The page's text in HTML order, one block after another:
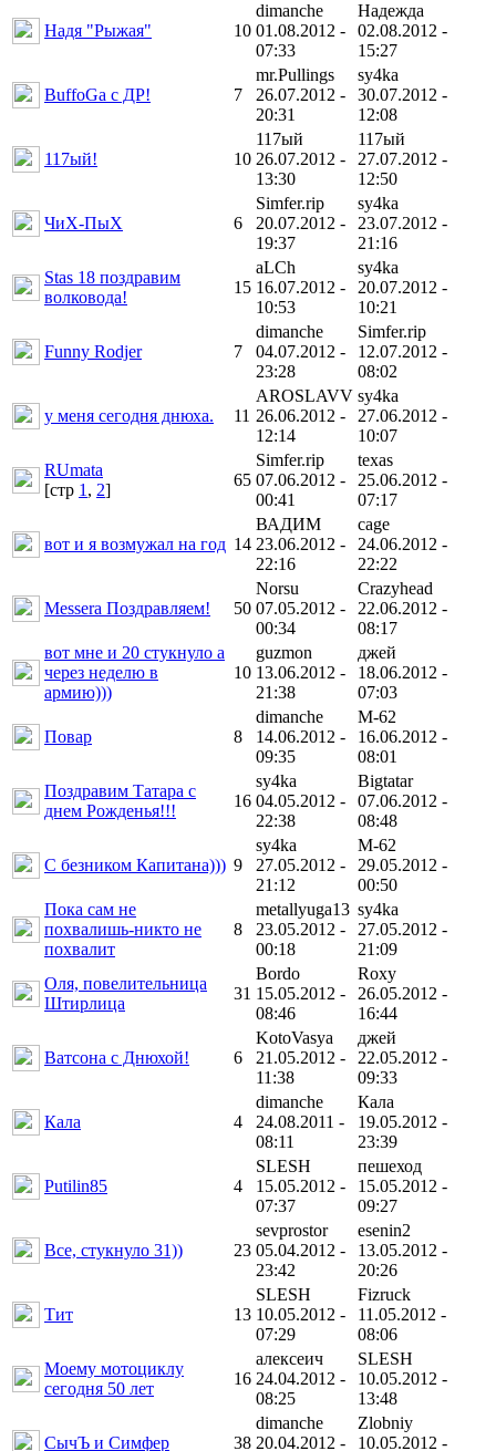
Надя "Рыжая" 10
dimanche
01.08.2012 -
07:33
Надежда
02.08.2012 -
15:27
BuffoGа с ДР! 7
mr.Pullings
26.07.2012 -
20:31
sy4ka
30.07.2012 -
12:08
117ый! 10
117ый
26.07.2012 -
13:30
117ый
27.07.2012 -
12:50
ЧиХ-ПыХ 6
Simfer.rip
20.07.2012 -
19:37
sy4ka
23.07.2012 -
21:16
Stas 18 поздравим
волковода!
15
aLCh
16.07.2012 -
10:53
sy4ka
20.07.2012 -
10:21
Funny Rodjer 7
dimanche
04.07.2012 -
23:28
Simfer.rip
12.07.2012 -
08:02
у меня сегодня днюха. 11
AROSLAVV
26.06.2012 -
12:14
sy4ka
27.06.2012 -
10:07
RUmata
[cтр 1, 2]
65
Simfer.rip
07.06.2012 -
00:41
texas
25.06.2012 -
07:17
вот и я возмужал на год 14
ВАДИМ
23.06.2012 -
22:16
cage
24.06.2012 -
22:22
Messera Поздравляем! 50
Norsu
07.05.2012 -
00:34
Crazyhead
22.06.2012 -
08:17
вот мне и 20 стукнуло а
через неделю в
армию)))
10
guzmon
13.06.2012 -
21:38
джей
18.06.2012 -
07:03
Повар 8
dimanche
14.06.2012 -
09:35
M-62
16.06.2012 -
08:01
Поздравим Татара с
днем Рожденья!!!
16
sy4ka
04.05.2012 -
22:38
Bigtatar
07.06.2012 -
08:48
С безником Капитана))) 9
sy4ka
27.05.2012 -
21:12
M-62
29.05.2012 -
00:50
Пока сам не
похвалишь-никто не
похвалит
8
metallyuga13
23.05.2012 -
00:18
sy4ka
27.05.2012 -
21:09
Оля, повелительница
Штирлица
31
Bordo
15.05.2012 -
08:46
Roxy
26.05.2012 -
16:44
Ватсона с Днюхой! 6
KotoVasya
21.05.2012 -
11:38
джей
22.05.2012 -
09:33
Кала 4
dimanche
24.08.2011 -
08:11
Кала
19.05.2012 -
23:39
Putilin85 4
SLESH
15.05.2012 -
07:37
пешеход
15.05.2012 -
09:27
Все, стукнуло 31)) 23
sevprostor
05.04.2012 -
23:42
esenin2
13.05.2012 -
20:26
Тит 13
SLESH
10.05.2012 -
07:29
Fizruck
11.05.2012 -
08:06
Моему мотоциклу
сегодня 50 лет
16
алексеич
24.04.2012 -
08:25
SLESH
10.05.2012 -
13:48
СычЪ и Симфер 38
dimanche
20.04.2012 -
Zlobniy
10.05.2012 -